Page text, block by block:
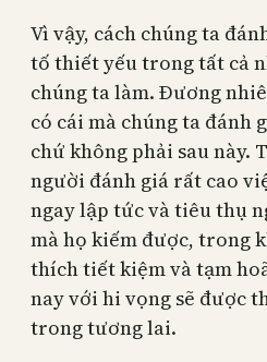
Vì vậy, cách chúng ta
tố thiết yếu trong tất cả
chúng ta làm. Đương
có cái mà chúng ta đánh
chứ không phải sau này.
người đánh giá rất cao
ngay lập tức và tiêu thụ
mà họ kiếm được, trong
thích tiết kiệm và tạm
nay với hi vọng sẽ được
trong tương lai.